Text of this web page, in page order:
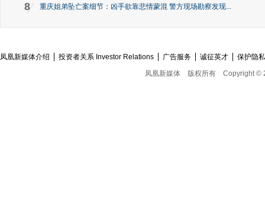
8 重庆姐弟坠亡案细节：凶手欲靠悲情蒙混 警方现场勘察发现...
凤凰新媒体介绍 投资者关系 Investor Relations 广告服务 诚征英才
保护隐
凤凰新媒体
版权所有 Copyright ©